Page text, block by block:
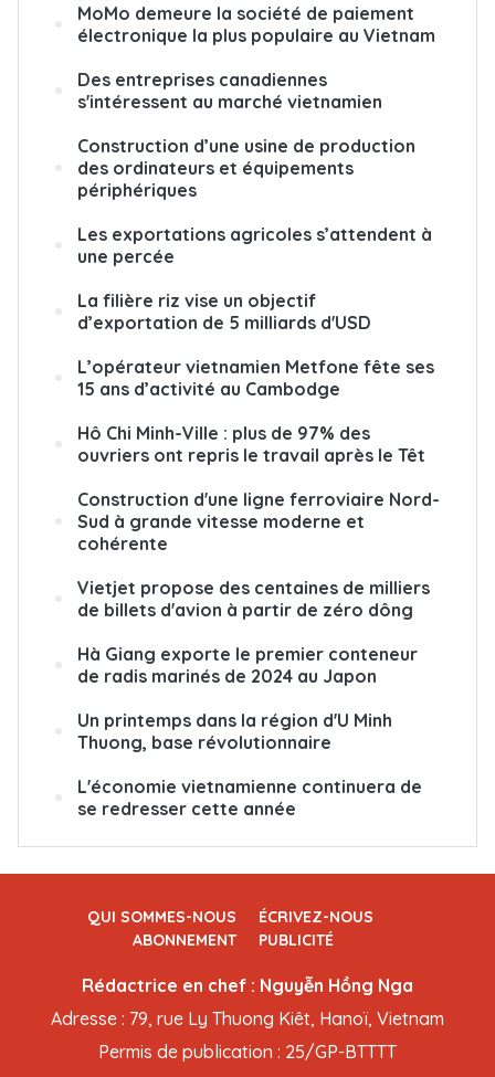
MoMo demeure la société de paiement
électronique la plus populaire au Vietnam
Des entreprises canadiennes
s'intéressent au marché vietnamien
Construction d’une usine de production
des ordinateurs et équipements
périphériques
Les exportations agricoles s’attendent à
une percée
La filière riz vise un objectif
d’exportation de 5 milliards d'USD
L’opérateur vietnamien Metfone fête ses
15 ans d’activité au Cambodge
Hô Chi Minh-Ville : plus de 97% des
ouvriers ont repris le travail après le Têt
Construction d'une ligne ferroviaire Nord-
Sud à grande vitesse moderne et
cohérente
Vietjet propose des centaines de milliers
de billets d'avion à partir de zéro dông
Hà Giang exporte le premier conteneur
de radis marinés de 2024 au Japon
Un printemps dans la région d'U Minh
Thuong, base révolutionnaire
L'économie vietnamienne continuera de
se redresser cette année
QUI SOMMES-NOUS
ÉCRIVEZ-NOUS
ABONNEMENT
PUBLICITÉ
Rédactrice en chef : Nguyễn Hồng Nga
Adresse : 79, rue Ly Thuong Kiêt, Hanoï, Vietnam
Permis de publication : 25/GP-BTTTT